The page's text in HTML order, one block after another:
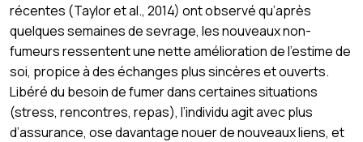
récentes (Taylor et al., 2014) ont observé qu’après
quelques semaines de sevrage, les nouveaux non-
fumeurs ressentent une nette amélioration de l’estime de
soi, propice à des échanges plus sincères et ouverts.
Libéré du besoin de fumer dans certaines situations
(stress, rencontres, repas), l’individu agit avec plus
d’assurance, ose davantage nouer de nouveaux liens, et